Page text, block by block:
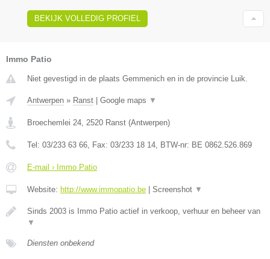
BEKIJK VOLLEDIG PROFIEL
Immo Patio
Niet gevestigd in de plaats Gemmenich en in de provincie Luik.
Antwerpen » Ranst Google maps ▼
Broechemlei 24 2520 Ranst (Antwerpen)
Tel: 03/233 63 66 , Fax: 03/233 18 14 , BTW-nr: BE 0862.526.869
E-mail › Immo Patio
Website: http://www.immopatio.be Screenshot ▼
Sinds 2003 is Immo Patio actief in verkoop, verhuur en beheer van
▼
Diensten onbekend